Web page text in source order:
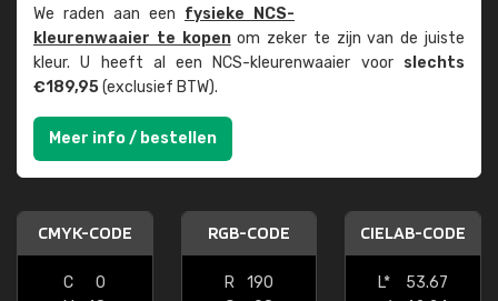
We raden aan een fysieke NCS-
kleuren­waaier te kopenom zeker te zijn van de juiste
kleur. U heeft al een NCS-kleuren­waaier voor slechts
€189,95(exclusief BTW).
Meer info / bestellen
CMYK-CODE
C
0
RGB-CODE
R
190
CIELAB-CODE
L*
53.67